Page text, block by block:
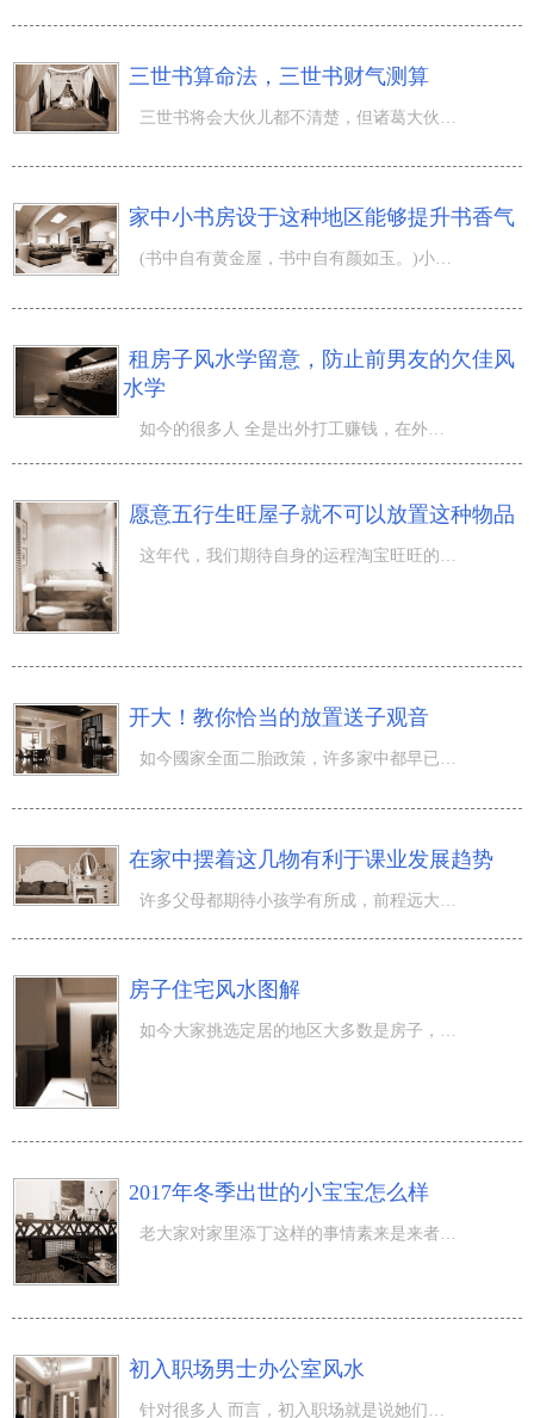
三世书算命法，三世书财气测算
家中小书房设于这种地区能够提升书香气
(书中自有黄金屋，书中自有颜如玉。)小书房始终是大家自身电池充电、思索的生命圣殿。人倘若缺乏了在小书房
租房子风水学留意，防止前男友的欠佳风
水学
愿意五行生旺屋子就不可以放置这种物品
开大！教你恰当的放置送子观音
在家中摆着这几物有利于课业发展趋势
房子住宅风水图解
如今大家挑选定居的地区大多数是房子，那么有关房子住宅风水你了解是多少呢？房子住宅风水要留意哪些？当期
2017年冬季出世的小宝宝怎么样
老大家对家里添丁这样的事情素来是来者不拒，愈多愈好，那么在2017年冬季出世的小宝宝怎么样呢？当期 出生
初入职场男士办公室风水